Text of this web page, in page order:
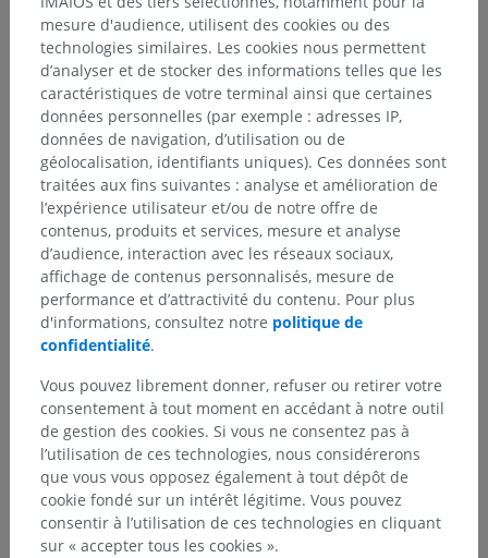
mesure d'audience, utilisent des cookies ou des
technologies similaires. Les cookies nous permettent
d’analyser et de stocker des informations telles que les
caractéristiques de votre terminal ainsi que certaines
données personnelles (par exemple : adresses IP,
données de navigation, d’utilisation ou de
géolocalisation, identifiants uniques). Ces données sont
traitées aux fins suivantes : analyse et amélioration de
l’expérience utilisateur et/ou de notre offre de
contenus, produits et services, mesure et analyse
d’audience, interaction avec les réseaux sociaux,
affichage de contenus personnalisés, mesure de
performance et d’attractivité du contenu. Pour plus
d'informations, consultez notre politique de
confidentialité.
Vous pouvez librement donner, refuser ou retirer votre
consentement à tout moment en accédant à notre outil
de gestion des cookies. Si vous ne consentez pas à
l’utilisation de ces technologies, nous considérerons
que vous vous opposez également à tout dépôt de
cookie fondé sur un intérêt légitime. Vous pouvez
consentir à l’utilisation de ces technologies en cliquant
sur « accepter tous les cookies ».